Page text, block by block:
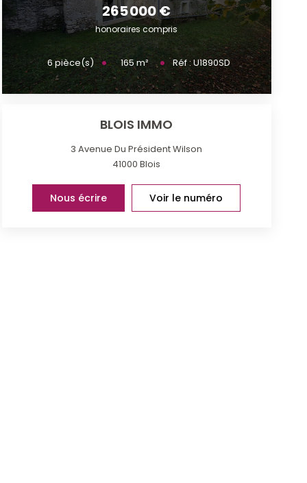
265 000 €
honoraires compris
6pièce(s) 165m² Réf : U1890SD
BLOIS IMMO
3 Avenue Du Président Wilson
41000Blois
Nous écrire Voir le numéro